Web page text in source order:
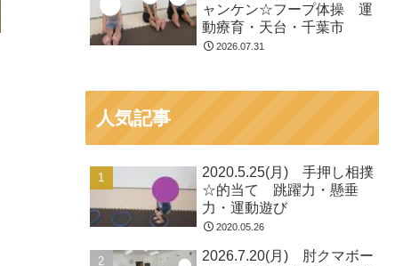
ャンケン☆フープ体操 運
動療育・天台・千葉市
2026.07.31
人気記事
2020.5.25(月) 手押し相撲
☆的当て 跳躍力・懸垂
力・運動遊び
2020.05.26
2026.7.20(月) 肘クマボー